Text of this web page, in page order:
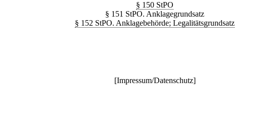
§ 150 StPO
§ 151 StPO. Anklagegrundsatz
§ 152 StPO. Anklagebehörde; Legalitätsgrundsatz
[Impressum/Datenschutz]